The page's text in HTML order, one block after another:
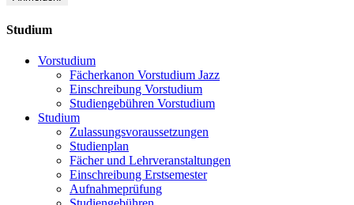
Studium
Vorstudium
Fächerkanon Vorstudium Jazz
Einschreibung Vorstudium
Studiengebühren Vorstudium
Studium
Zulassungsvoraussetzungen
Studienplan
Fächer und Lehrveranstaltungen
Einschreibung Erstsemester
Aufnahmeprüfung